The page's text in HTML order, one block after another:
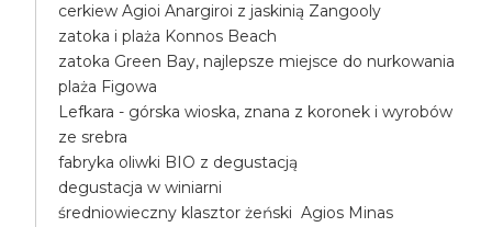
cerkiew Agioi Anargiroi z jaskinią Zangooly
zatoka i plaża Konnos Beach
zatoka Green Bay, najlepsze miejsce do nurkowania
plaża Figowa
Lefkara - górska wioska, znana z koronek i wyrobów
ze srebra
fabryka oliwki BIO z degustacją
degustacja w winiarni
średniowieczny klasztor żeński Agios Minas